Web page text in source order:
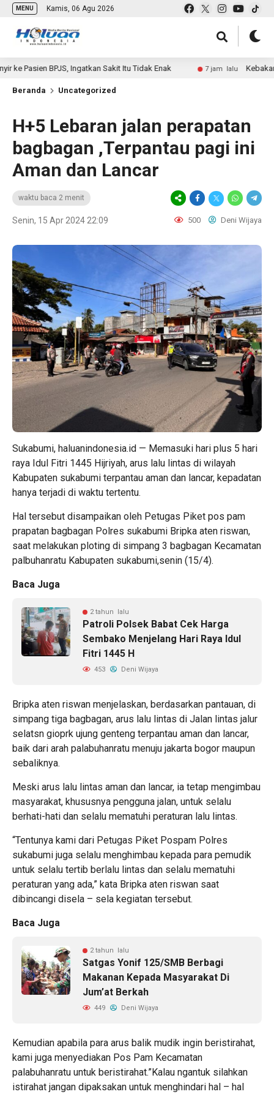
MENU Kamis, 06 Agu 2026
BPJS, Ingatkan Sakit Itu Tidak Enak 7 jam lalu Kebakaran
Beranda Uncategorized
H+5 Lebaran jalan perapatan
bagbagan ,Terpantau pagi ini
Aman dan Lancar
waktu baca 2 menit
Senin, 15 Apr 2024 22:09 500 Deni Wijaya
Sukabumi, haluanindonesia.id — Memasuki hari plus 5 hari
raya Idul Fitri 1445 Hijriyah, arus lalu lintas di wilayah
Kabupaten sukabumi terpantau aman dan lancar, kepadatan
hanya terjadi di waktu tertentu.
Hal tersebut disampaikan oleh Petugas Piket pos pam
prapatan bagbagan Polres sukabumi Bripka aten riswan,
saat melakukan ploting di simpang 3 bagbagan Kecamatan
palbuhanratu Kabupaten sukabumi,senin (15/4).
Baca Juga
2 tahun lalu
Patroli Polsek Babat Cek Harga
Sembako Menjelang Hari Raya Idul
Fitri 1445 H
453 Deni Wijaya
Bripka aten riswan menjelaskan, berdasarkan pantauan, di
simpang tiga bagbagan, arus lalu lintas di Jalan lintas jalur
selatsn gioprk ujung genteng terpantau aman dan lancar,
baik dari arah palabuhanratu menuju jakarta bogor maupun
sebaliknya.
Meski arus lalu lintas aman dan lancar, ia tetap mengimbau
masyarakat, khususnya pengguna jalan, untuk selalu
berhati-hati dan selalu mematuhi peraturan lalu lintas.
“Tentunya kami dari Petugas Piket Pospam Polres
sukabumi juga selalu menghimbau kepada para pemudik
untuk selalu tertib berlalu lintas dan selalu mematuhi
peraturan yang ada,” kata Bripka aten riswan saat
dibincangi disela – sela kegiatan tersebut.
Baca Juga
2 tahun lalu
Satgas Yonif 125/SMB Berbagi
Makanan Kepada Masyarakat Di
Jum’at Berkah
449 Deni Wijaya
Kemudian apabila para arus balik mudik ingin beristirahat,
kami juga menyediakan Pos Pam Kecamatan
palabuhanratu untuk beristirahat.”Kalau ngantuk silahkan
istirahat jangan dipaksakan untuk menghindari hal – hal